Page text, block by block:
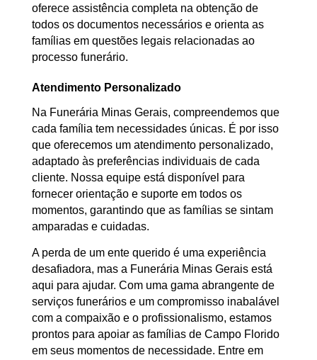
oferece assistência completa na obtenção de
todos os documentos necessários e orienta as
famílias em questões legais relacionadas ao
processo funerário.
Atendimento Personalizado
Na Funerária Minas Gerais, compreendemos que
cada família tem necessidades únicas. É por isso
que oferecemos um atendimento personalizado,
adaptado às preferências individuais de cada
cliente. Nossa equipe está disponível para
fornecer orientação e suporte em todos os
momentos, garantindo que as famílias se sintam
amparadas e cuidadas.
A perda de um ente querido é uma experiência
desafiadora, mas a Funerária Minas Gerais está
aqui para ajudar. Com uma gama abrangente de
serviços funerários e um compromisso inabalável
com a compaixão e o profissionalismo, estamos
prontos para apoiar as famílias de Campo Florido
em seus momentos de necessidade. Entre em